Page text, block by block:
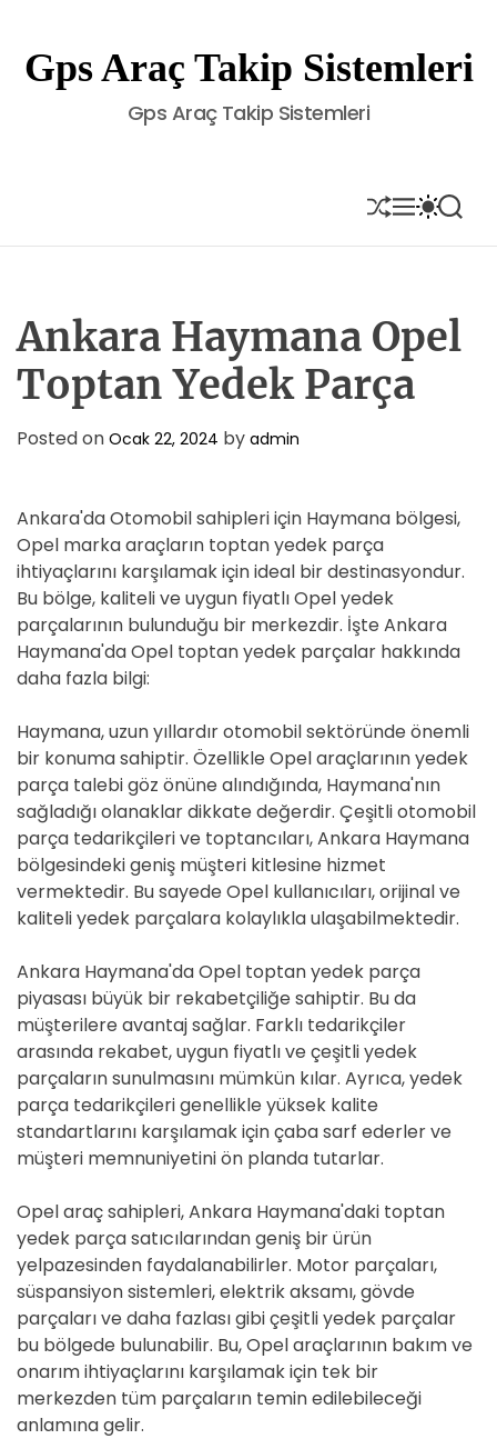
t
Gps Araç Takip Sistemleri
Gps Araç Takip Sistemleri
S
H
U
E
M
E
N
S
W
I
C
O
S
E
A
Ankara Haymana Opel
Toptan Yedek Parça
Posted on Ocak 22, 2024 by admin
Ankara'da Otomobil sahipleri için Haymana bölgesi,
Opel marka araçların toptan yedek parça
ihtiyaçlarını karşılamak için ideal bir destinasyondur.
Bu bölge, kaliteli ve uygun fiyatlı Opel yedek
parçalarının bulunduğu bir merkezdir. İşte Ankara
Haymana'da Opel toptan yedek parçalar hakkında
daha fazla bilgi:
Haymana, uzun yıllardır otomobil sektöründe önemli
bir konuma sahiptir. Özellikle Opel araçlarının yedek
parça talebi göz önüne alındığında, Haymana'nın
sağladığı olanaklar dikkate değerdir. Çeşitli otomobil
parça tedarikçileri ve toptancıları, Ankara Haymana
bölgesindeki geniş müşteri kitlesine hizmet
vermektedir. Bu sayede Opel kullanıcıları, orijinal ve
kaliteli yedek parçalara kolaylıkla ulaşabilmektedir.
Ankara Haymana'da Opel toptan yedek parça
piyasası büyük bir rekabetçiliğe sahiptir. Bu da
müşterilere avantaj sağlar. Farklı tedarikçiler
arasında rekabet, uygun fiyatlı ve çeşitli yedek
parçaların sunulmasını mümkün kılar. Ayrıca, yedek
parça tedarikçileri genellikle yüksek kalite
standartlarını karşılamak için çaba sarf ederler ve
müşteri memnuniyetini ön planda tutarlar.
Opel araç sahipleri, Ankara Haymana'daki toptan
yedek parça satıcılarından geniş bir ürün
yelpazesinden faydalanabilirler. Motor parçaları,
süspansiyon sistemleri, elektrik aksamı, gövde
parçaları ve daha fazlası gibi çeşitli yedek parçalar
bu bölgede bulunabilir. Bu, Opel araçlarının bakım ve
onarım ihtiyaçlarını karşılamak için tek bir
merkezden tüm parçaların temin edilebileceği
anlamına gelir.